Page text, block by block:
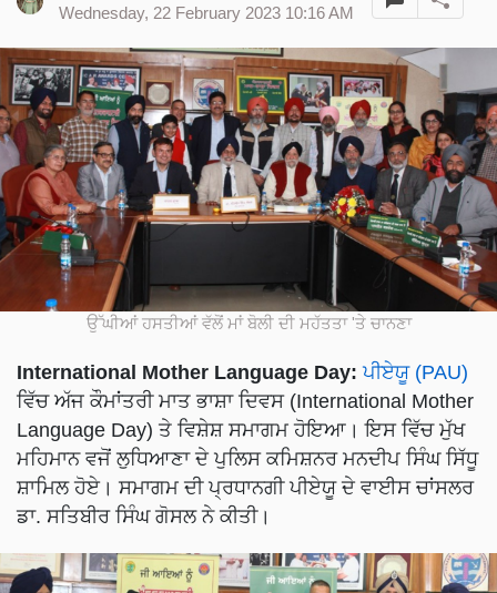
Wednesday, 22 February 2023 10:16 AM
ਉੱਘੀਆਂ ਹਸਤੀਆਂ ਵੱਲੋਂ ਮਾਂ ਬੋਲੀ ਦੀ ਮਹੱਤਤਾ 'ਤੇ ਚਾਨਣਾ
International Mother Language Day: ਪੀਏਯੂ (PAU)
ਵਿੱਚ ਅੱਜ ਕੌਮਾਂਤਰੀ ਮਾਤ ਭਾਸ਼ਾ ਦਿਵਸ (International Mother
Language Day) ਤੇ ਵਿਸ਼ੇਸ਼ ਸਮਾਗਮ ਹੋਇਆ। ਇਸ ਵਿੱਚ ਮੁੱਖ
ਮਹਿਮਾਨ ਵਜੋਂ ਲੁਧਿਆਣਾ ਦੇ ਪੁਲਿਸ ਕਮਿਸ਼ਨਰ ਮਨਦੀਪ ਸਿੰਘ ਸਿੱਧੂ
ਸ਼ਾਮਿਲ ਹੋਏ। ਸਮਾਗਮ ਦੀ ਪ੍ਰਧਾਨਗੀ ਪੀਏਯੂ ਦੇ ਵਾਈਸ ਚਾਂਸਲਰ
ਡਾ. ਸਤਿਬੀਰ ਸਿੰਘ ਗੋਸਲ ਨੇ ਕੀਤੀ।